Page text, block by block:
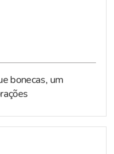
bonecas, um